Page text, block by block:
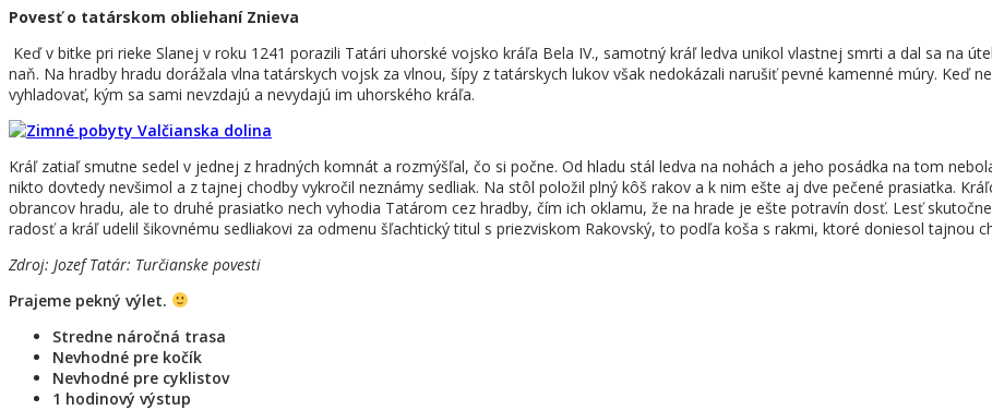
Povesť o tatárskom obliehaní Znieva
Keď v bitke pri rieke Slanej v roku 1241 porazili Tatári uhorské vojsko kráľa Bela IV., samotný kráľ ledva unikol vlastnej smrti a dal sa na
naň. Na hradby hradu dorážala vlna tatárskych vojsk za vlnou, šípy z tatárskych lukov však nedokázali narušiť pevné kamenné múry. Keď
vyhladovať, kým sa sami nevzdajú a nevydajú im uhorského kráľa.
Kráľ zatiaľ smutne sedel v jednej z hradných komnát a rozmýšľal, čo si počne. Od hladu stál ledva na nohách a jeho posádka na tom
nikto dovtedy nevšimol a z tajnej chodby vykročil neznámy sedliak. Na stôl položil plný kôš rakov a k nim ešte aj dve pečené prasiatka.
obrancov hradu, ale to druhé prasiatko nech vyhodia Tatárom cez hradby, čím ich oklamu, že na hrade je ešte potravín dosť. Lesť
radosť a kráľ udelil šikovnému sedliakovi za odmenu šľachtický titul s priezviskom Rakovský, to podľa koša s rakmi, ktoré doniesol tajnou
Zdroj: Jozef Tatár: Turčianske povesti
Prajeme pekný výlet.
Stredne náročná trasa
Nevhodné pre kočík
Nevhodné pre cyklistov
1 hodinový výstup